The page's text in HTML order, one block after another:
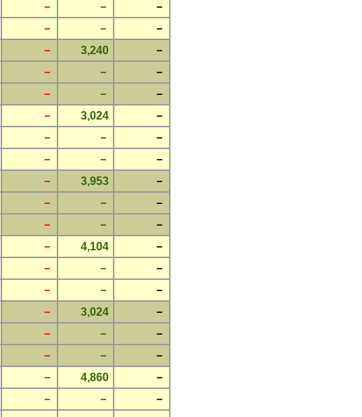
－ －
－
－ － －
－ 3,240
－
－ －
－
－ － －
－ 3,024
－
－ －
－
－ － －
－ 3,953
－
－ －
－
－ － －
－ 4,104
－
－ －
－
－ － －
－ 3,024
－
－ －
－
－ － －
－ 4,860
－
－ －
－